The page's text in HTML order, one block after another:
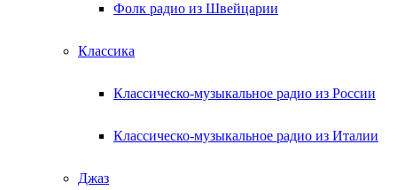
Фолк радио из Швейцарии
Классика
Классическо-музыкальное радио из России
Классическо-музыкальное радио из Италии
Джаз